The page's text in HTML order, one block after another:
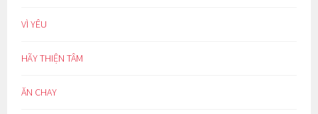
VÌ YÊU
HÃY THIỆN TÂM
ĂN CHAY